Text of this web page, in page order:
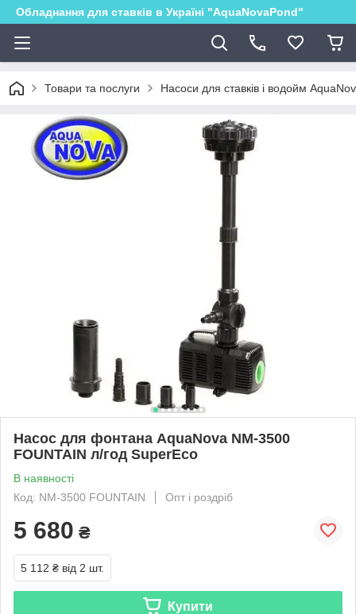
Обладнання для ставків в Україні "AquaNovaPond"
Товари та послуги Насоси для ставків і водойм
Насос для фонтана AquaNova NM-3500
FOUNTAIN л/год SuperEco
В наявності
Код: NM-3500 FOUNTAIN
Опт і роздріб
5 680 ₴
5 112 ₴ від 2 шт.
Купити